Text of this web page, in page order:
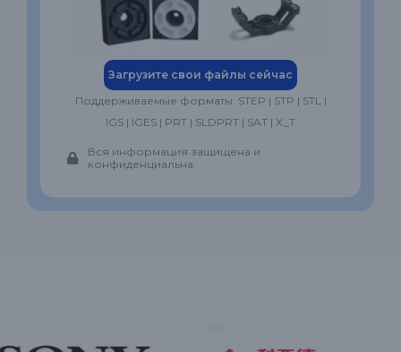
Загрузите свои файлы сейчас
Поддерживаемые форматы: STEP | STP | STL |
IGS | IGES | PRT | SLDPRT | SAT | X_T
Вся информация защищена и
конфиденциальна.